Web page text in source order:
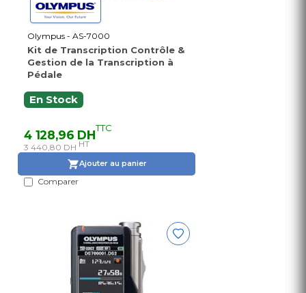
Olympus - AS-7000
Kit de Transcription Contrôle &
Gestion de la Transcription à
Pédale
En Stock
4 128,96 DHTTC
3 440,80 DH HT
Ajouter au panier
Comparer